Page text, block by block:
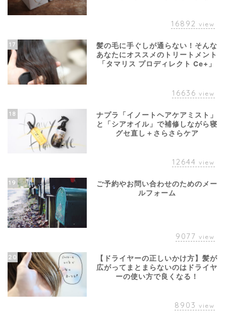
16892 view
17
髪の毛に手ぐしが通らない！そんな
あなたにオススメのトリートメント
「タマリス プロディレクト Ce+」
16636 view
18
ナプラ「イノートヘアケアミスト」
と「シアオイル」で補修しながら寝
グセ直し＋さらさらケア
12644 view
19
ご予約やお問い合わせのためのメー
ルフォーム
9077 view
20
【ドライヤーの正しいかけ方】髪が
広がってまとまらないのはドライヤ
ーの使い方で良くなる！
8903 view